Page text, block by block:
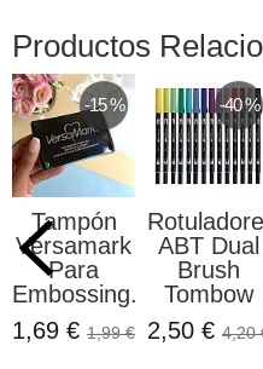
Productos
-15 %
Tampón
Versamark
Para
Embossing...
1,69 € 1,99 €
-40 %
ABT Dual
Brush
Tombow
2,50 € 4,20